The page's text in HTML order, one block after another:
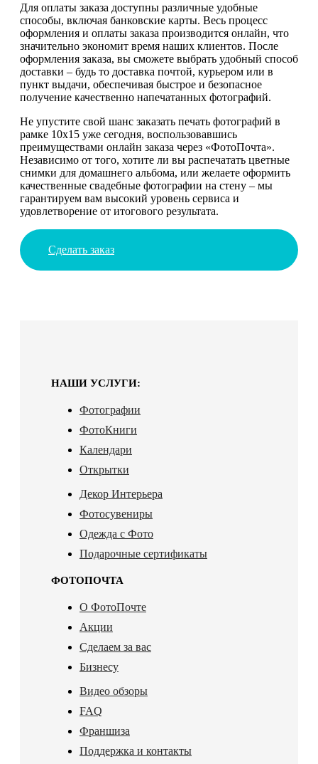
Для оплаты заказа доступны различные удобные
способы, включая банковские карты. Весь процесс
оформления и оплаты заказа производится онлайн, что
значительно экономит время наших клиентов. После
оформления заказа, вы сможете выбрать удобный способ
доставки – будь то доставка почтой, курьером или в
пункт выдачи, обеспечивая быстрое и безопасное
получение качественно напечатанных фотографий.
Не упустите свой шанс заказать печать фотографий в
рамке 10х15 уже сегодня, воспользовавшись
преимуществами онлайн заказа через «ФотоПочта».
Независимо от того, хотите ли вы распечатать цветные
снимки для домашнего альбома, или желаете оформить
качественные свадебные фотографии на стену – мы
гарантируем вам высокий уровень сервиса и
удовлетворение от итогового результата.
Сделать заказ
НАШИ УСЛУГИ:
Фотографии
ФотоКниги
Календари
Открытки
Декор Интерьера
Фотосувениры
Одежда с Фото
Подарочные сертификаты
ФОТОПОЧТА
О ФотоПочте
Акции
Сделаем за вас
Бизнесу
Видео обзоры
FAQ
Франшиза
Поддержка и контакты